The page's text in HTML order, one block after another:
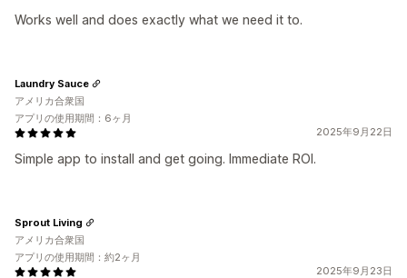
Works well and does exactly what we need it to.
2025年9月22日
Simple app to install and get going. Immediate ROI.
Laundry Sauce
アメリカ合衆国
アプリの使用期間：6ヶ月
2025年9月23日
Sprout Living
アメリカ合衆国
アプリの使用期間：約2ヶ月